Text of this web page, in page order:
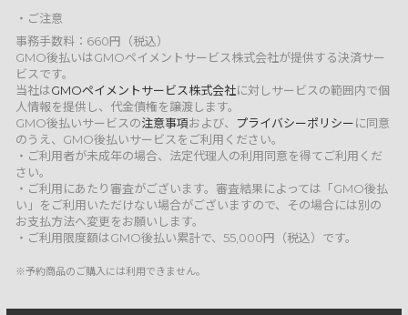
ご注意
事務手数料：660円（税込）
GMO後払いはGMOペイメントサービス株式会社が提供する決済サー
ビスです。
当社はGMOペイメントサービス株式会社に対しサービスの範囲内で個
人情報を提供し、代金債権を譲渡します。
GMO後払いサービスの注意事項および、 プライバシーポリシーに同意
のうえ、GMO後払いサービスをご利用ください。
・ご利用者が未成年の場合、法定代理人の利用同意を得てご利用くだ
さい。
・ご利用にあたり審査がございます。審査結果によっては「GMO後払
い」をご利用いただけない場合がございますので、その場合には別の
お支払方法へ変更をお願いします。
・ご利用限度額はGMO後払い累計で、55,000円（税込）です。
※予約商品のご購入には利用できません。